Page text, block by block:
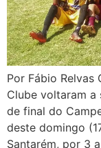
Por Fábio Relvas
Clube voltaram a
de final do
deste domingo
Santarém, por 3